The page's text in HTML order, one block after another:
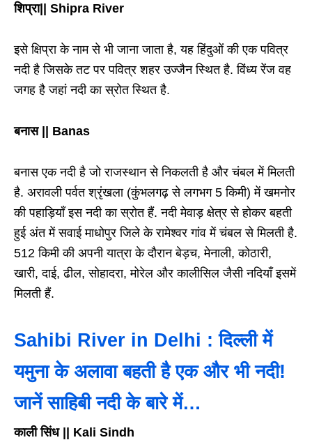
शिप्रा|| Shipra River
इसे क्षिप्रा के नाम से भी जाना जाता है, यह हिंदुओं की एक पवित्र
नदी है जिसके तट पर पवित्र शहर उज्जैन स्थित है. विंध्य रेंज वह
जगह है जहां नदी का स्रोत स्थित है.
बनास || Banas
बनास एक नदी है जो राजस्थान से निकलती है और चंबल में मिलती
है. अरावली पर्वत श्रृंखला (कुंभलगढ़ से लगभग 5 किमी) में खमनोर
की पहाड़ियाँ इस नदी का स्रोत हैं. नदी मेवाड़ क्षेत्र से होकर बहती
हुई अंत में सवाई माधोपुर जिले के रामेश्वर गांव में चंबल से मिलती है.
512 किमी की अपनी यात्रा के दौरान बेड़च, मेनाली, कोठारी,
खारी, दाई, ढील, सोहादरा, मोरेल और कालीसिल जैसी नदियाँ इसमें
मिलती हैं.
Sahibi River in Delhi : दिल्ली में
यमुना के अलावा बहती है एक और भी नदी!
जानें साहिबी नदी के बारे में…
काली सिंध || Kali Sindh